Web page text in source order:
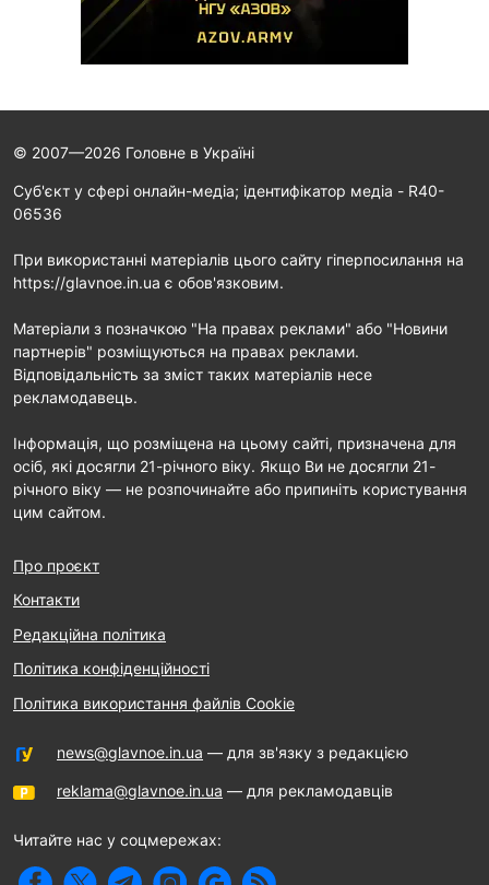
© 2007—2026 Головне в Україні
Cуб'єкт у сфері онлайн-медіа; ідентифікатор медіа - R40-
06536
При використанні матеріалів цього сайту гіперпосилання на
https://glavnoe.in.ua є обов'язковим.
Матеріали з позначкою "На правах реклами" або "Новини
партнерів" розміщуються на правах реклами.
Відповідальність за зміст таких матеріалів несе
рекламодавець.
Інформація, що розміщена на цьому сайті, призначена для
осіб, які досягли 21-річного віку. Якщо Ви не досягли 21-
річного віку — не розпочинайте або припиніть користування
цим сайтом.
Про проєкт
Контакти
Редакційна політика
Політика конфіденційності
Політика використання файлів Cookie
news@glavnoe.in.ua — для зв'язку з редакцією
reklama@glavnoe.in.ua — для рекламодавців
Читайте нас у соцмережах: